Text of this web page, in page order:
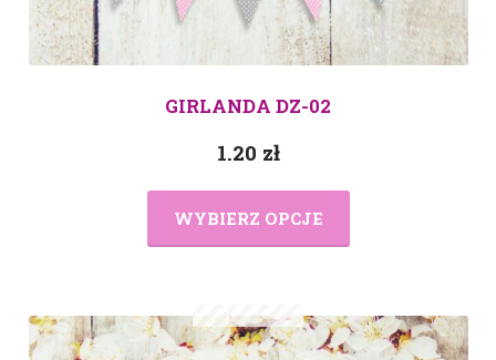
GIRLANDA DZ-02
1.20 zł
WYBIERZ OPCJE